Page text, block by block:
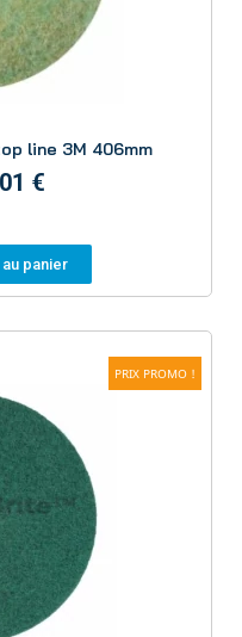
line 3M 406mm
€
panier
PRIX PROMO !